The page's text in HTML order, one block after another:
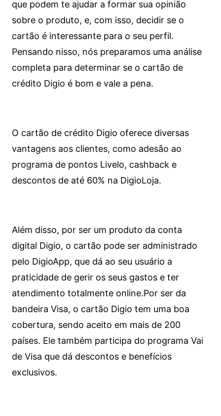
que podem te ajudar a formar sua opinião
sobre o produto, e, com isso, decidir se o
cartão é interessante para o seu perfil.
Pensando nisso, nós preparamos uma análise
completa para determinar se o cartão de
crédito Digio é bom e vale a pena.
O cartão de crédito Digio oferece diversas
vantagens aos clientes, como adesão ao
programa de pontos Livelo, cashback e
descontos de até 60% na DigioLoja.
Além disso, por ser um produto da conta
digital Digio, o cartão pode ser administrado
pelo DigioApp, que dá ao seu usuário a
praticidade de gerir os seus gastos e ter
atendimento totalmente online.Por ser da
bandeira Visa, o cartão Digio tem uma boa
cobertura, sendo aceito em mais de 200
países. Ele também participa do programa Vai
de Visa que dá descontos e benefícios
exclusivos.